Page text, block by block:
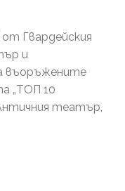
Гвардейския
и
въоръжените
„ТОП 10
театър,